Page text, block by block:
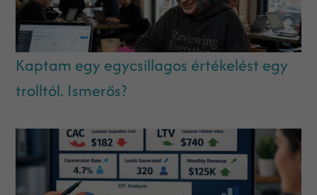
Kaptam egy egycsillagos értékelést egy
trolltól. Ismerős?